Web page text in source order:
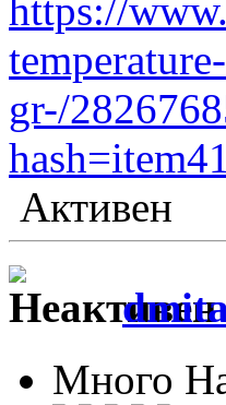
https://
gr-/
Активен
Много